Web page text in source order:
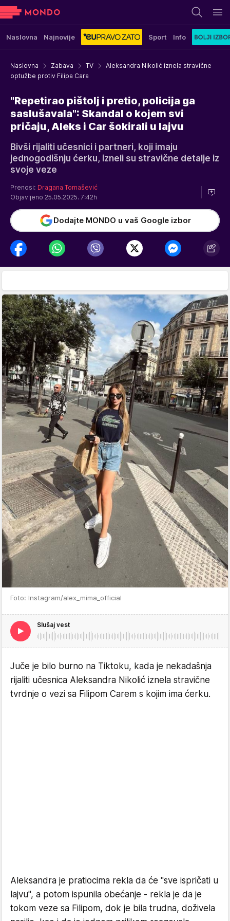
Naslovna Najnovije Sport Info
Naslovna Zabava TV
Aleksandra Nikolić iznela stravične
optužbe protiv Filipa Cara
"Repetirao pištolj i pretio, policija ga
saslušavala": Skandal o kojem svi
pričaju, Aleks i Car šokirali u lajvu
Bivši rijaliti učesnici i partneri, koji imaju
jednogodišnju ćerku, izneli su stravične detalje iz
svoje veze
Prenosi: Dragana Tomašević
Objavljeno 25.05.2025. 7:42h
Dodajte MONDO u vaš Google izbor
Foto: Instagram/alex_mima_official
Slušaj vest
Juče je bilo burno na Tiktoku, kada je nekadašnja
rijaliti učesnica Aleksandra Nikolić iznela stravične
tvrdnje o vezi sa Filipom Carem s kojim ima ćerku.
Aleksandra je pratiocima rekla da će "sve ispričati u
lajvu", a potom ispunila obećanje - rekla je da je
tokom veze sa Filipom, dok je bila trudna, doživela